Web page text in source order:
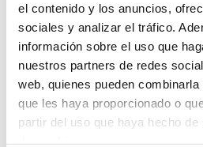
el contenido y los anuncios,
sociales y analizar el tráfico.
información sobre el uso que
nuestros partners de redes
web, quienes pueden
que les haya proporcionado o
partir del uso que haya hecho de
¿Has olvidado tu contraseña?